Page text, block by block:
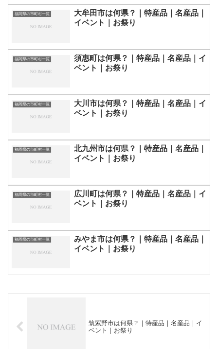
福岡県の市町村一覧
大牟田市は何県？｜特産品｜名産品｜
イベント｜お祭り
福岡県の市町村一覧
須惠町は何県？｜特産品｜名産品｜イ
ベント｜お祭り
福岡県の市町村一覧
大川市は何県？｜特産品｜名産品｜イ
ベント｜お祭り
福岡県の市町村一覧
北九州市は何県？｜特産品｜名産品｜
イベント｜お祭り
福岡県の市町村一覧
広川町は何県？｜特産品｜名産品｜イ
ベント｜お祭り
福岡県の市町村一覧
みやま市は何県？｜特産品｜名産品｜
イベント｜お祭り
筑紫野市は何県？｜特産品｜名産品｜イ
ベント｜お祭り